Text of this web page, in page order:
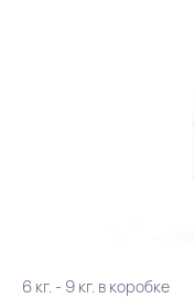
6 кг. - 9 кг. в коробке